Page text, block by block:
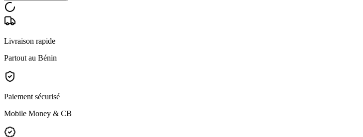
Livraison rapide
Partout au Bénin
Paiement sécurisé
Mobile Money & CB